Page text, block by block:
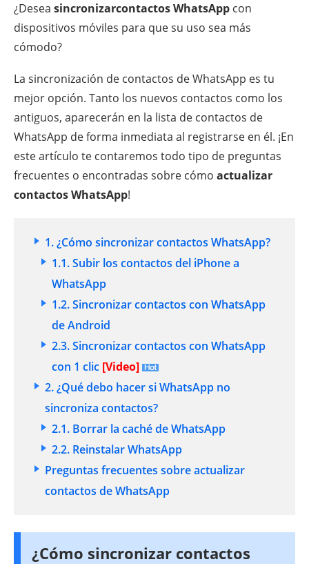
¿Desea sincronizarcontactos WhatsApp con
dispositivos móviles para que su uso sea más
cómodo?
La sincronización de contactos de WhatsApp es tu
mejor opción. Tanto los nuevos contactos como los
antiguos, aparecerán en la lista de contactos de
WhatsApp de forma inmediata al registrarse en él. ¡En
este artículo te contaremos todo tipo de preguntas
frecuentes o encontradas sobre cómo actualizar
contactos WhatsApp!
1. ¿Cómo sincronizar contactos WhatsApp?
1.1. Subir los contactos del iPhone a
WhatsApp
1.2. Sincronizar contactos con WhatsApp
de Android
2.3. Sincronizar contactos con WhatsApp
con 1 clic [Video]
2. ¿Qué debo hacer si WhatsApp no
sincroniza contactos?
2.1. Borrar la caché de WhatsApp
2.2. Reinstalar WhatsApp
Preguntas frecuentes sobre actualizar
contactos de WhatsApp
¿Cómo sincronizar contactos